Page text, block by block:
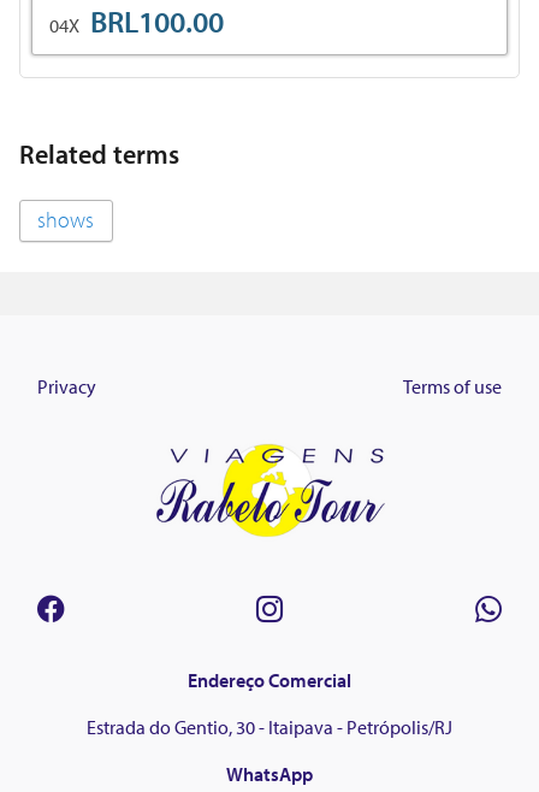
04X BRL100.00
Related terms
shows
Privacy Terms of use
Endereço Comercial
Estrada do Gentio, 30 - Itaipava - Petrópolis/RJ
WhatsApp